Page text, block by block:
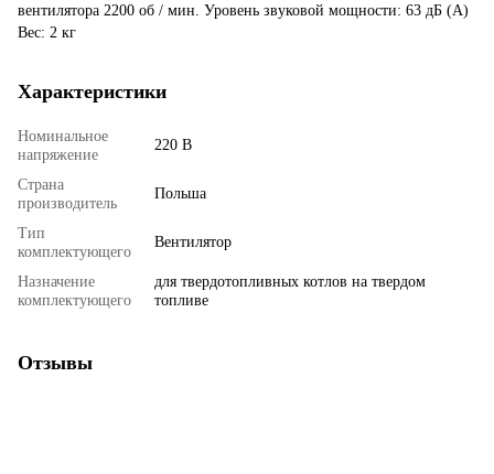
вентилятора 2200 об / мин. Уровень звуковой мощности: 63 дБ (А)
Вес: 2 кг
Характеристики
Номинальное
напряжение
220 В
Страна
производитель
Польша
Тип
комплектующего
Вентилятор
Назначение
комплектующего
для твердотопливных котлов на твердом
топливе
Отзывы